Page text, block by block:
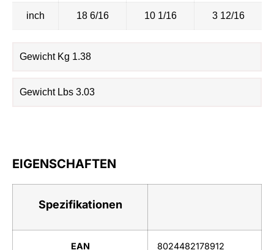
inch 18 6/16 10 1/16 3 12/16
Gewicht Kg 1.38
Gewicht Lbs 3.03
EIGENSCHAFTEN
Spezifikationen
EAN 8024482178912